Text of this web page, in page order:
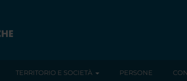
TERRITORIO E SOCIETÀ PERSONE